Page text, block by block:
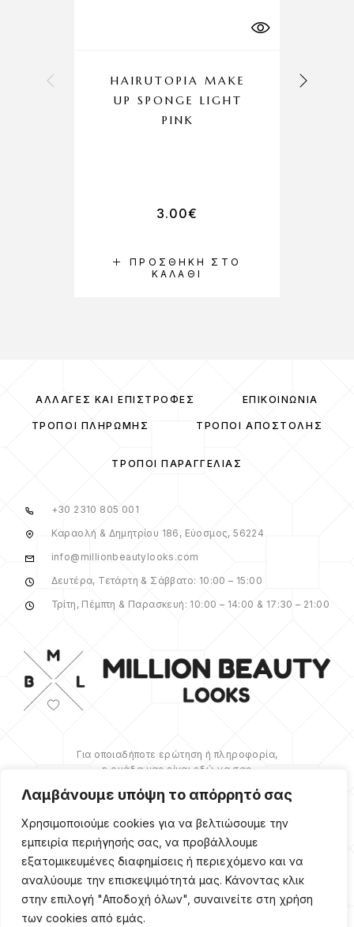
Λαμβάνουμε υπόψη το απόρρητό σας
Χρησιμοποιούμε cookies για να βελτιώσουμε την
εμπειρία περιήγησής σας, να προβάλλουμε
εξατομικευμένες διαφημίσεις ή περιεχόμενο και να
αναλύουμε την επισκεψιμότητά μας. Κάνοντας κλικ
στην επιλογή "Αποδοχή όλων", συναινείτε στη χρήση
των cookies από εμάς.
ΠΡΟΣΘΉΚΗ ΣΤΟ
ΚΑΛΆΘΙ
HAIRUTOPIA MAKE
UP SPONGE LIGHT
PINK
3.00€
ΑΛΛΑΓΈΣ ΚΑΙ ΕΠΙΣΤΡΟΦΈΣ ΕΠΙΚΟΙΝΩΝΊΑ
ΤΡΌΠΟΙ ΠΛΗΡΩΜΉΣ ΤΡΌΠΟΙ ΑΠΟΣΤΟΛΉΣ
ΤΡΌΠΟΙ ΠΑΡΑΓΓΕΛΊΑΣ
+30 2310 805 001
Καραολή & Δημητρίου 186, Εύοσμος, 56224
info@millionbeautylooks.com
Δευτέρα, Τετάρτη & Σάββατο: 10:00 – 15:00
Τρίτη, Πέμπτη & Παρασκευή: 10:00 – 14:00 & 17:30 – 21:00
Για οποιαδήποτε ερώτηση ή πληροφορία,
η ομάδα μας είναι εδώ να σας
βοηθήσουμε.
ΠΕΡΙΣΣΌΤΕΡΑ